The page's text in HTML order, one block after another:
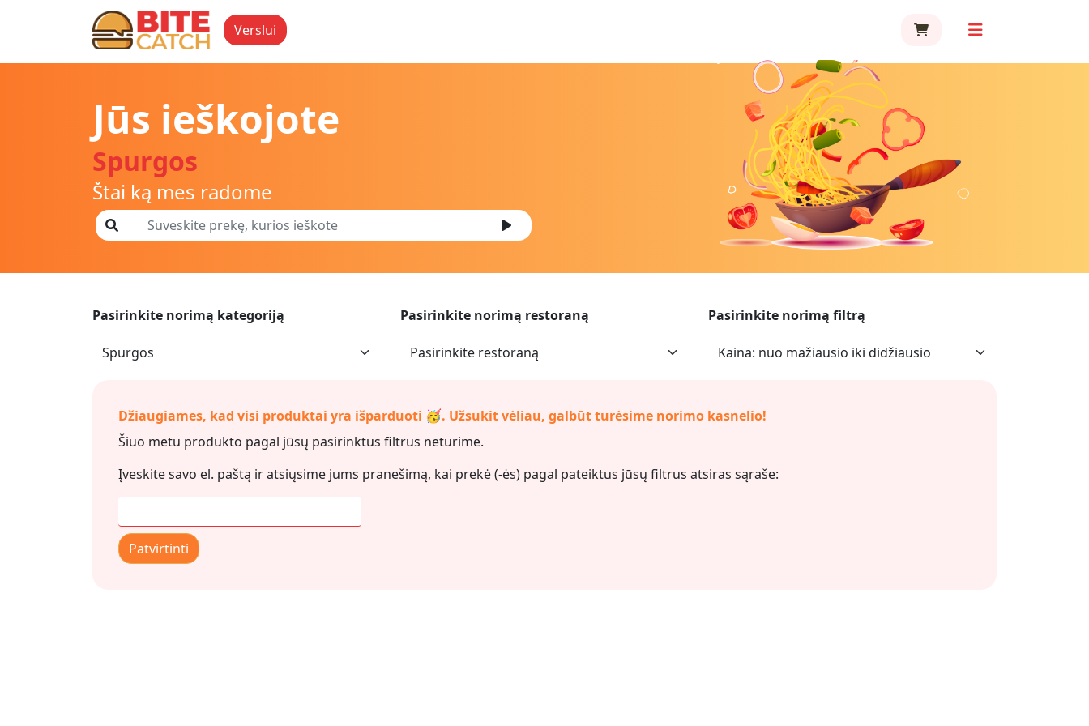
Verslui
Jūs ieškojote
Spurgos
Štai ką mes radome
Pasirinkite norimą kategoriją Pasirinkite norimą restoraną Pasirinkite norimą filtrą
Džiaugiames, kad visi produktai yra išparduoti 🥳. Užsukit vėliau, galbūt turėsime norimo kasnelio!
Šiuo metu produkto pagal jūsų pasirinktus filtrus neturime.
Įveskite savo el. paštą ir atsiųsime jums pranešimą, kai prekė (-ės) pagal pateiktus jūsų filtrus atsiras sąraše:
Patvirtinti